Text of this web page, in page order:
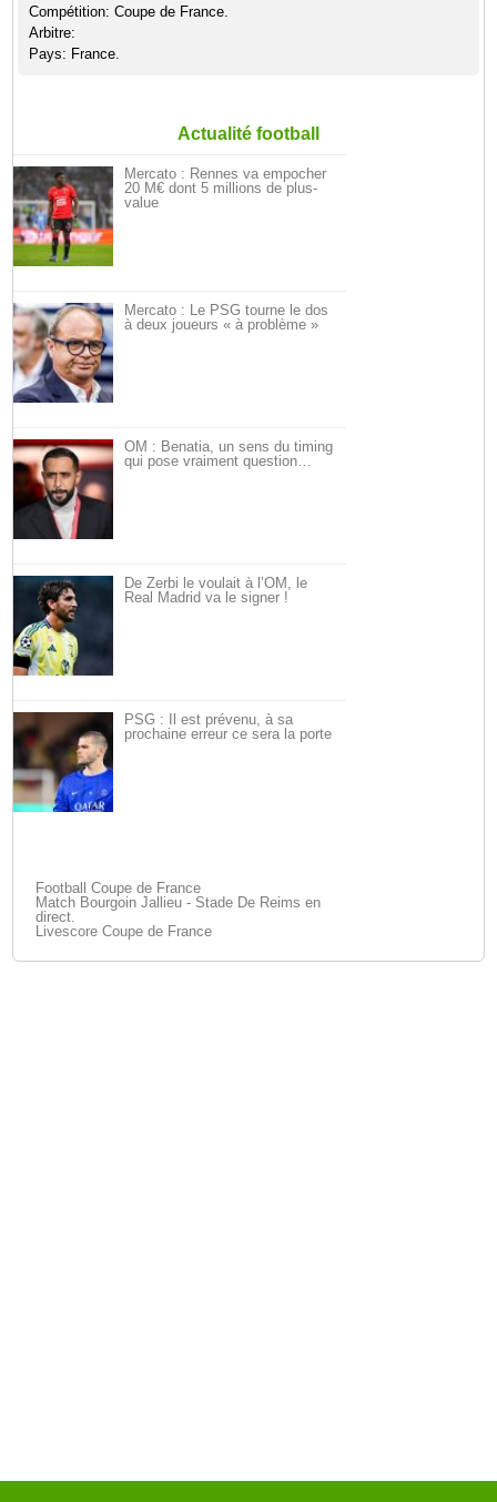
Compétition: Coupe de France.
Arbitre:
Pays: France.
Actualité football
Mercato : Rennes va empocher
20 M€ dont 5 millions de plus-
value
Mercato : Le PSG tourne le dos
à deux joueurs « à problème »
OM : Benatia, un sens du timing
qui pose vraiment question…
De Zerbi le voulait à l’OM, le
Real Madrid va le signer !
PSG : Il est prévenu, à sa
prochaine erreur ce sera la porte
Football Coupe de France
Match Bourgoin Jallieu - Stade De Reims en
direct.
Livescore Coupe de France